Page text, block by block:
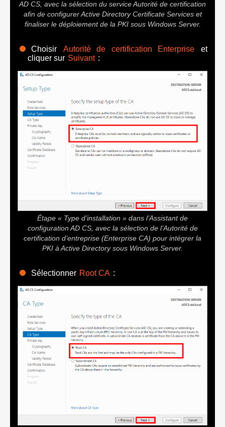
AD CS, avec la sélection du service Autorité de certification
afin de configurer Active Directory Certificate Services et
finaliser le déploiement de la PKI sous Windows Server.
Choisir Autorité de certification Enterprise
et
cliquer sur Suivant :
Étape « Type d’installation » dans l’Assistant de
configuration AD CS, avec la sélection de l’Autorité de
certification d’entreprise (Enterprise CA) pour intégrer la
PKI à Active Directory sous Windows Server.
Sélectionner Root CA :